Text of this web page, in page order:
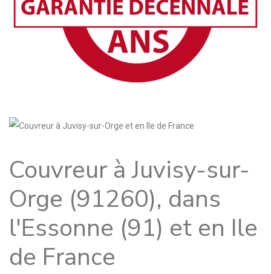
Couvreur à Juvisy-sur-
Orge (91260), dans
l'Essonne (91) et en Ile
de France